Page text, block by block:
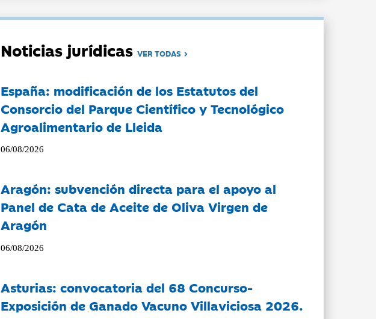
Noticias jurídicasVER TODAS
España: modificación de los Estatutos del
Consorcio del Parque Científico y Tecnológico
Agroalimentario de Lleida
06/08/2026
Aragón: subvención directa para el apoyo al
Panel de Cata de Aceite de Oliva Virgen de
Aragón
06/08/2026
Asturias: convocatoria del 68 Concurso-
Exposición de Ganado Vacuno Villaviciosa 2026.